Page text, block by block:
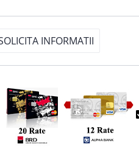
INFORMATII